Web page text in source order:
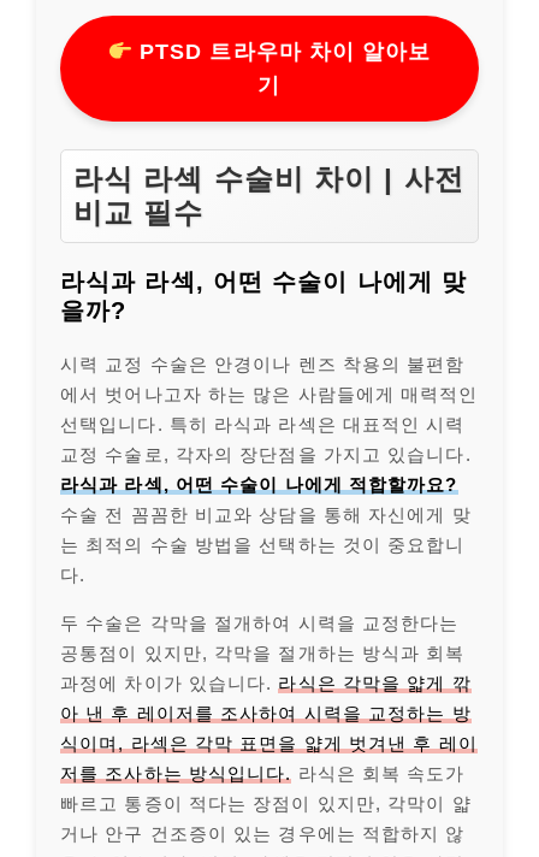
PTSD 트라우마 차이 알아보
기
라식 라섹 수술비 차이 | 사전
비교 필수
라식과 라섹, 어떤 수술이 나에게 맞
을까?
시력 교정 수술은 안경이나 렌즈 착용의 불편함
에서 벗어나고자 하는 많은 사람들에게 매력적인
선택입니다. 특히 라식과 라섹은 대표적인 시력
교정 수술로, 각자의 장단점을 가지고 있습니다.
라식과 라섹, 어떤 수술이 나에게 적합할까요?
수술 전 꼼꼼한 비교와 상담을 통해 자신에게 맞
는 최적의 수술 방법을 선택하는 것이 중요합니
다.
두 수술은 각막을 절개하여 시력을 교정한다는
공통점이 있지만, 각막을 절개하는 방식과 회복
과정에 차이가 있습니다. 라식은 각막을 얇게 깎
아 낸 후 레이저를 조사하여 시력을 교정하는 방
식이며, 라섹은 각막 표면을 얇게 벗겨낸 후 레이
저를 조사하는 방식입니다. 라식은 회복 속도가
빠르고 통증이 적다는 장점이 있지만, 각막이 얇
거나 안구 건조증이 있는 경우에는 적합하지 않